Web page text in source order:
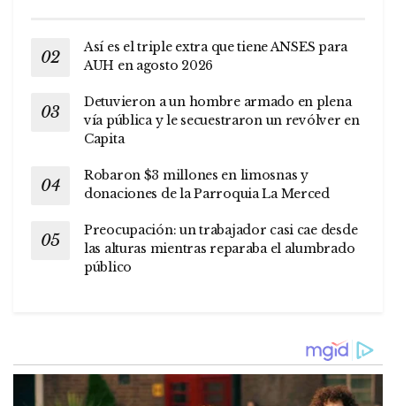
Así es el triple extra que tiene ANSES para
AUH en agosto 2026
Detuvieron a un hombre armado en plena
vía pública y le secuestraron un revólver en
Capita
Robaron $3 millones en limosnas y
donaciones de la Parroquia La Merced
Preocupación: un trabajador casi cae desde
las alturas mientras reparaba el alumbrado
público